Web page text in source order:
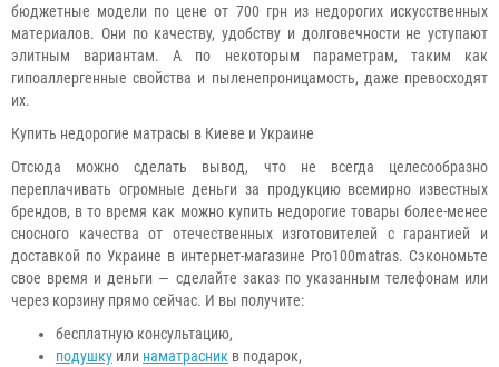
бюджетные модели по цене от 700 грн из недорогих искусственных
материалов. Они по качеству, удобству и долговечности не уступают
элитным вариантам. А по некоторым параметрам, таким как
гипоаллергенные свойства и пыленепроницамость, даже превосходят
их.
Купить недорогие матрасы в Киеве и Украине
Отсюда можно сделать вывод, что не всегда целесообразно
переплачивать огромные деньги за продукцию всемирно известных
брендов, в то время как можно купить недорогие товары более-менее
сносного качества от отечественных изготовителей с гарантией и
доставкой по Украине в интернет-магазине Pro100matras. Сэкономьте
свое время и деньги — сделайте заказ по указанным телефонам или
через корзину прямо сейчас. И вы получите:
бесплатную консультацию,
подушку или наматрасник в подарок,